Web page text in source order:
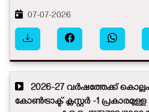
07-07-2026
2026-27 വർഷത്തേക്ക് കൊല്ലം
കോൺട്രാക്ട് ക്ലസ്റ്റർ -1